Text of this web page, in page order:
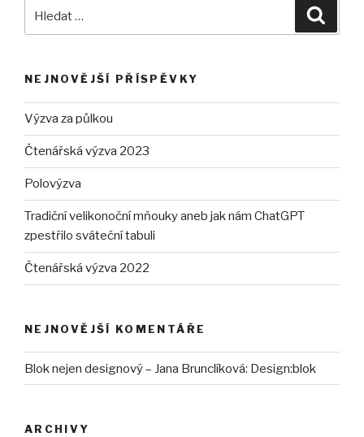
NEJNOVĚJŠÍ PŘÍSPĚVKY
Výzva za půlkou
Čtenářská výzva 2023
Polovýzva
Tradiční velikonoční mňouky aneb jak nám ChatGPT
zpestřilo sváteční tabuli
Čtenářská výzva 2022
NEJNOVĚJŠÍ KOMENTÁŘE
Blok nejen designový – Jana Brunclíková: Design:blok
ARCHIVY